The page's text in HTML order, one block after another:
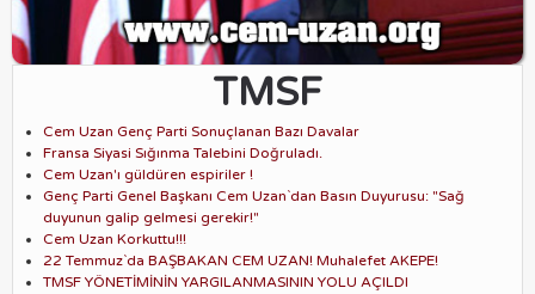
TMSF
Cem Uzan Genç Parti Sonuçlanan Bazı Davalar
Fransa Siyasi Sığınma Talebini Doğruladı.
Cem Uzan'ı güldüren espiriler !
Genç Parti Genel Başkanı Cem Uzan`dan Basın Duyurusu: "Sağ
duyunun galip gelmesi gerekir!"
Cem Uzan Korkuttu!!!
22 Temmuz`da BAŞBAKAN CEM UZAN! Muhalefet AKEPE!
TMSF YÖNETİMİNİN YARGILANMASININ YOLU AÇILDI